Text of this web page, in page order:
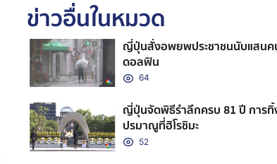
ข่าวอื่นในหมวด
ญี่ปุ่นสั่งอพยพประชาชนนับแสน
ดอลฟิน
64
ญี่ปุ่นจัดพิธีรำลึกครบ 81 ปี การทิ้
ปรมาณูที่ฮิโรชิมะ
52